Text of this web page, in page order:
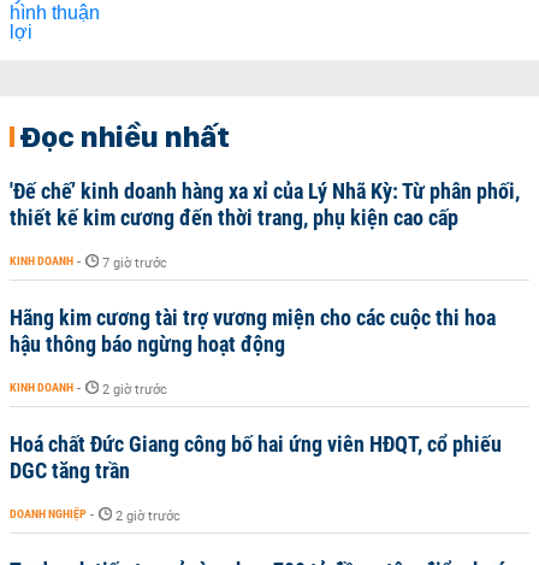
Đọc nhiều nhất
'Đế chế’ kinh doanh hàng xa xỉ của Lý Nhã Kỳ: Từ phân phối,
thiết kế kim cương đến thời trang, phụ kiện cao cấp
KINH DOANH - 7 giờ trước
Hãng kim cương tài trợ vương miện cho các cuộc thi hoa
hậu thông báo ngừng hoạt động
KINH DOANH - 2 giờ trước
Hoá chất Đức Giang công bố hai ứng viên HĐQT, cổ phiếu
DGC tăng trần
DOANH NGHIỆP - 2 giờ trước